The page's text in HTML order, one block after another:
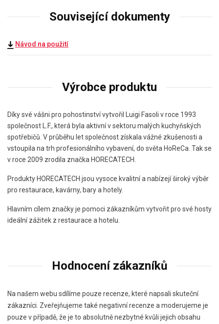
Související dokumenty
Návod na použití
Výrobce produktu
Díky své vášni pro pohostinství vytvořil Luigi Fasoli v roce 1993
společnost L.F., která byla aktivní v sektoru malých kuchyňských
spotřebičů. V průběhu let společnost získala vážné zkušenosti a
vstoupila na trh profesionálního vybavení, do světa HoReCa. Tak se
v roce 2009 zrodila značka HORECATECH.
Produkty HORECATECH jsou vysoce kvalitní a nabízejí široký výběr
pro restaurace, kavárny, bary a hotely.
Hlavním cílem značky je pomoci zákazníkům vytvořit pro své hosty
ideální zážitek z restaurace a hotelu.
Hodnocení zákazníků
Na našem webu sdílíme pouze recenze, které napsali skuteční
zákazníci. Zveřejňujeme také negativní recenze a moderujeme je
pouze v případě, že je to absolutně nezbytné kvůli jejich obsahu